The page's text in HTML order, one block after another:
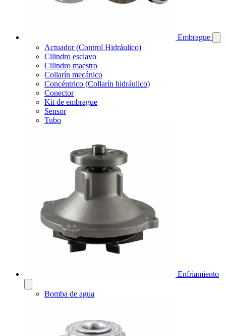
Embrague
Actuador (Control Hidráulico)
Cilindro esclavo
Cilindro maestro
Collarín mecánico
Concéntrico (Collarín hidráulico)
Conector
Kit de embrague
Sensor
Tubo
Enfriamiento
Bomba de agua